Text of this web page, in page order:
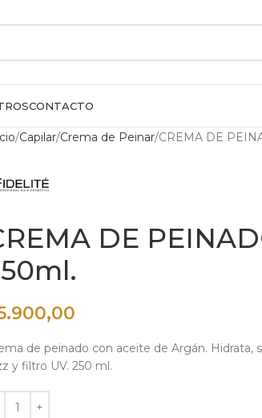
CONTACTO
Capilar Crema de Peinar CREMA DE
DE
de peinado con aceite de Argán. Hidrata,
y filtro UV. 250 ml.